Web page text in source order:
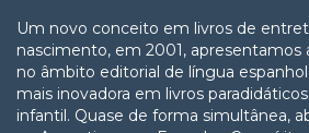
Um novo conceito em livros de
nascimento, em 2001, apresentamos
no âmbito editorial de língua
mais inovadora em livros
infantil. Quase de forma simultânea,